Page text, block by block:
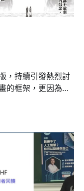
用省下的時間投入（Fill）
，持續引發熱烈討
的框架，更因為它
只
輿論操控、意識形
歷史。這讓我聯想
緣政治局勢——同文
彼此戒備，而這一
所塑造的「敵